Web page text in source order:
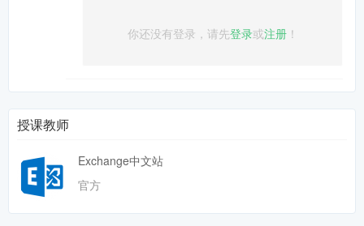
你还没有登录，请先登录或注册！
授课教师
Exchange中文站
官方